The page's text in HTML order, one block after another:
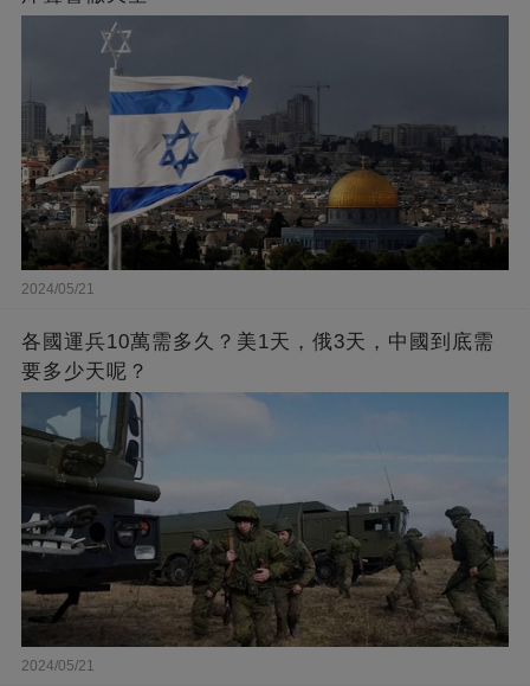
2024/05/21
各國運兵10萬需多久？美1天，俄3天，中國到底需
要多少天呢？
2024/05/21